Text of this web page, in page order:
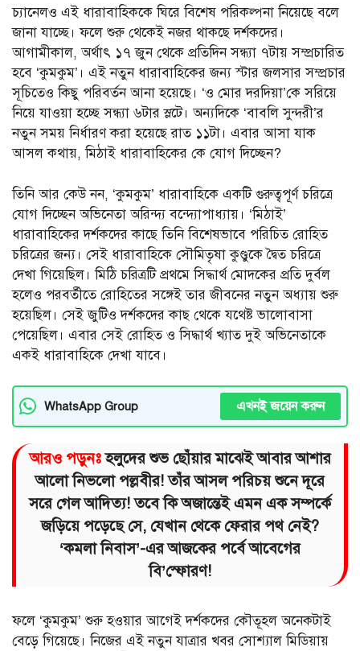
চ্যানেলও এই ধারাবাহিককে ঘিরে বিশেষ পরিকল্পনা নিয়েছে বলে
জানা যাচ্ছে। ফলে শুরু থেকেই নজর থাকছে দর্শকদের।
আগামীকাল, অর্থাৎ ১৭ জুন থেকে প্রতিদিন সন্ধ্যা ৭টায় সম্প্রচারিত
হবে ‘কুমকুম’। এই নতুন ধারাবাহিকের জন্য স্টার জলসার সম্প্রচার
সূচিতেও কিছু পরিবর্তন আনা হয়েছে। ‘ও মোর দরদিয়া’কে সরিয়ে
নিয়ে যাওয়া হচ্ছে সন্ধ্যা ৬টার স্লটে। অন্যদিকে ‘বাবলি সুন্দরী’র
নতুন সময় নির্ধারণ করা হয়েছে রাত ১১টা। এবার আসা যাক
আসল কথায়, মিঠাই ধারাবাহিকের কে যোগ দিচ্ছেন?
তিনি আর কেউ নন, ‘কুমকুম’ ধারাবাহিকে একটি গুরুত্বপূর্ণ চরিত্রে
যোগ দিচ্ছেন অভিনেতা অরিন্দ্য বন্দ্যোপাধ্যায়। ‘মিঠাই’
ধারাবাহিকের দর্শকদের কাছে তিনি বিশেষভাবে পরিচিত রোহিত
চরিত্রের জন্য। সেই ধারাবাহিকে সৌমিতৃষা কুণ্ডুকে দ্বৈত চরিত্রে
দেখা গিয়েছিল। মিঠি চরিত্রটি প্রথমে সিদ্ধার্থ মোদকের প্রতি দুর্বল
হলেও পরবর্তীতে রোহিতের সঙ্গেই তার জীবনের নতুন অধ্যায় শুরু
হয়েছিল। সেই জুটিও দর্শকদের কাছ থেকে যথেষ্ট ভালোবাসা
পেয়েছিল। এবার সেই রোহিত ও সিদ্ধার্থ খ্যাত দুই অভিনেতাকে
একই ধারাবাহিকে দেখা যাবে।
WhatsApp Group এখনই জয়েন করুন
আরও পড়ুনঃহলুদের শুভ ছোঁয়ার মাঝেই আবার আশার
আলো নিভলো পল্লবীর! তাঁর আসল পরিচয় শুনে দূরে
সরে গেল আদিত্য! তবে কি অজান্তেই এমন এক সম্পর্কে
জড়িয়ে পড়েছে সে, যেখান থেকে ফেরার পথ নেই?
‘কমলা নিবাস’-এর আজকের পর্বে আবেগের
বি’স্ফোরণ!
ফলে ‘কুমকুম’ শুরু হওয়ার আগেই দর্শকদের কৌতূহল অনেকটাই
বেড়ে গিয়েছে। নিজের এই নতুন যাত্রার খবর সোশ্যাল মিডিয়ায়